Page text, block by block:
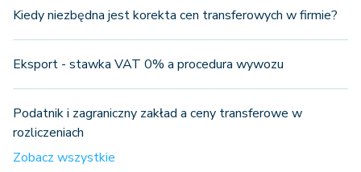
Kiedy niezbędna jest korekta cen transferowych w firmie?
Eksport - stawka VAT 0% a procedura wywozu
Podatnik i zagraniczny zakład a ceny transferowe w
rozliczeniach
Zobacz wszystkie